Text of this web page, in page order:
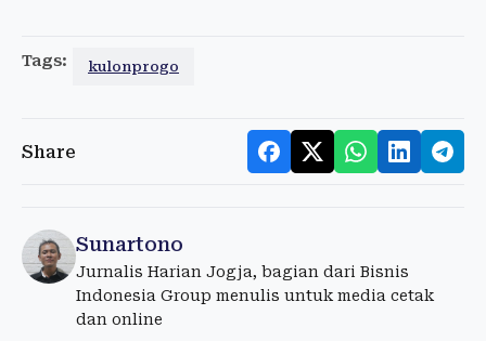
Tags: kulonprogo
Share
Sunartono
Jurnalis Harian Jogja, bagian dari Bisnis
Indonesia Group menulis untuk media cetak
dan online